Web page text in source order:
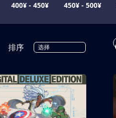
400¥ - 450¥ 450¥ - 500¥
排序 选择